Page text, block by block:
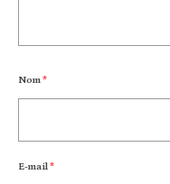
Nom*
E-mail*